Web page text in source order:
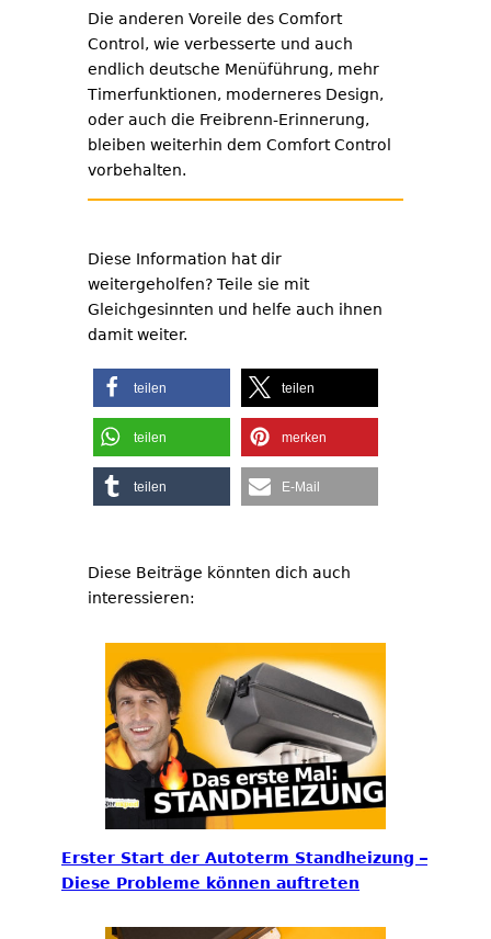
Die anderen Voreile des Comfort
Control, wie verbesserte und auch
endlich deutsche Menüführung, mehr
Timerfunktionen, moderneres Design,
oder auch die Freibrenn-Erinnerung,
bleiben weiterhin dem Comfort Control
vorbehalten.
Diese Information hat dir
weitergeholfen? Teile sie mit
Gleichgesinnten und helfe auch ihnen
damit weiter.
teilen teilen
teilen merken
teilen E-Mail
Diese Beiträge könnten dich auch
interessieren:
Erster Start der Autoterm Standheizung –
Diese Probleme können auftreten